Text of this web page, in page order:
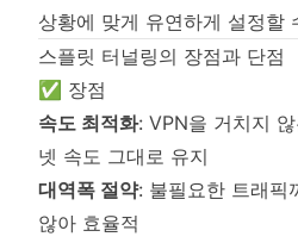
상황에 맞게 유연하게 설정할
스플릿 터널링의 장점과 단점
✅ 장점
속도 최적화: VPN을 거치지
넷 속도 그대로 유지
대역폭 절약: 불필요한 트래픽
않아 효율적